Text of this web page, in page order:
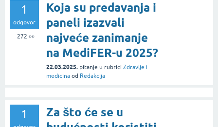
1
odgovor
272 👀
Koja su predavanja i
paneli izazvali
najveće zanimanje
na MediFER-u 2025?
22.03.2025. pitanje u rubrici Zdravlje i
medicina od Redakcija
1
Za što će se u